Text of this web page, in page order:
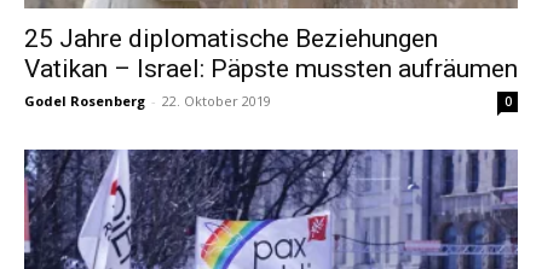
25 Jahre diplomatische Beziehungen
Vatikan – Israel: Päpste mussten aufräumen
Godel Rosenberg - 22. Oktober 2019 0